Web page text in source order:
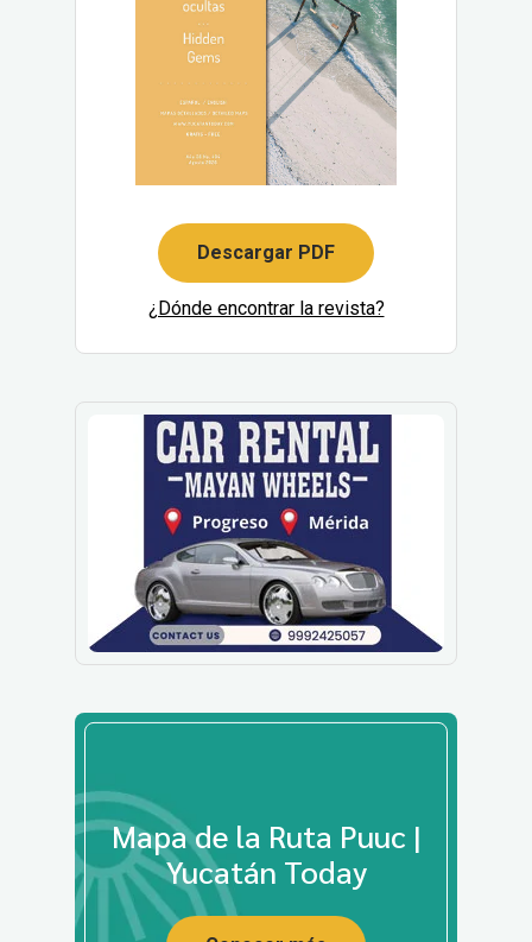
Descargar PDF
¿Dónde encontrar la revista?
Mapa de la Ruta Puuc |
Yucatán Today